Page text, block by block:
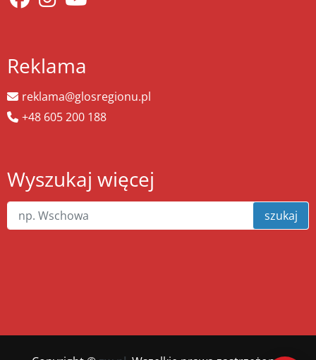
Reklama
reklama@glosregionu.pl
+48 605 200 188
Wyszukaj więcej
szukaj